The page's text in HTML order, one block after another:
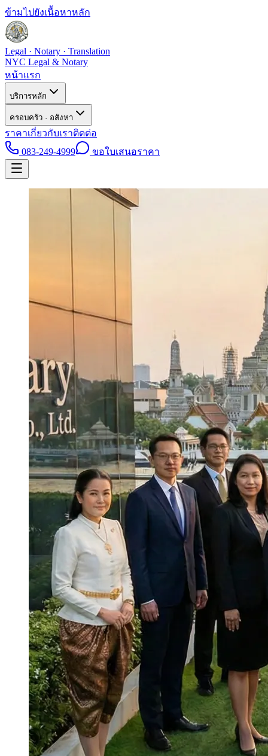
ข้ามไปยังเนื้อหาหลัก
Legal · Notary · Translation
NYC Legal & Notary
หน้าแรก
บริการหลัก
ครอบครัว · อสังหา
ราคาเกี่ยวกับเราติดต่อ
083-249-4999
ขอใบเสนอราคา